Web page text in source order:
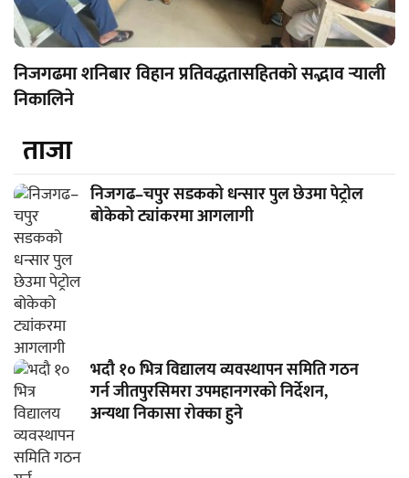
निजगढमा शनिबार विहान प्रतिवद्धतासहितको सद्भाव र्‍याली
निकालिने
ताजा
निजगढ–चपुर सडकको धन्सार पुल छेउमा पेट्रोल
बोकेको ट्यांकरमा आगलागी
भदौ १० भित्र विद्यालय व्यवस्थापन समिति गठन
गर्न जीतपुरसिमरा उपमहानगरको निर्देशन,
अन्यथा निकासा रोक्का हुने